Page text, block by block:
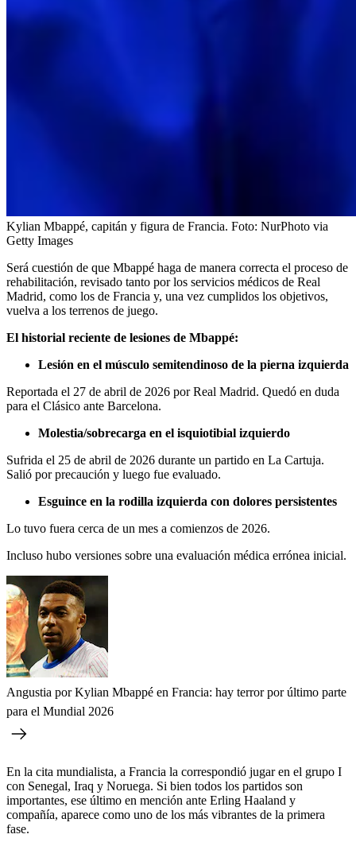
Kylian Mbappé, capitán y figura de Francia. Foto: NurPhoto via
Getty Images
Será cuestión de que Mbappé haga de manera correcta el proceso de
rehabilitación, revisado tanto por los servicios médicos de Real
Madrid, como los de Francia y, una vez cumplidos los objetivos,
vuelva a los terrenos de juego.
El historial reciente de lesiones de Mbappé:
Lesión en el músculo semitendinoso de la pierna izquierda
Reportada el 27 de abril de 2026 por Real Madrid. Quedó en duda
para el Clásico ante Barcelona.
Molestia/sobrecarga en el isquiotibial izquierdo
Sufrida el 25 de abril de 2026 durante un partido en La Cartuja.
Salió por precaución y luego fue evaluado.
Esguince en la rodilla izquierda con dolores persistentes
Lo tuvo fuera cerca de un mes a comienzos de 2026.
Incluso hubo versiones sobre una evaluación médica errónea inicial.
Angustia por Kylian Mbappé en Francia: hay terror por último parte
para el Mundial 2026
En la cita mundialista, a Francia la correspondió jugar en el grupo I
con Senegal, Iraq y Noruega. Si bien todos los partidos son
importantes, ese último en mención ante Erling Haaland y
compañía, aparece como uno de los más vibrantes de la primera
fase.